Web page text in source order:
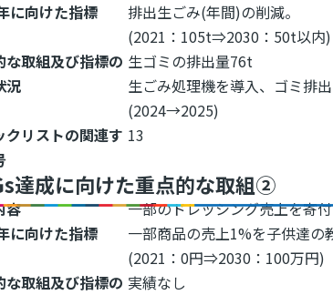
に向けた指標
排出生ごみ(年間)の削減。
(2021：105t⇒2030：50t以内)
な取組及び指標の
況
生ゴミの排出量76t
生ごみ処理機を導入、ゴミ排
(2024→2025)
クリストの関連す 13
達成に向けた重点的な取組②
容
一部のドレッシング売上を寄
に向けた指標
一部商品の売上1%を子供達の
(2021：0円⇒2030：100万円)
な取組及び指標の 実績なし